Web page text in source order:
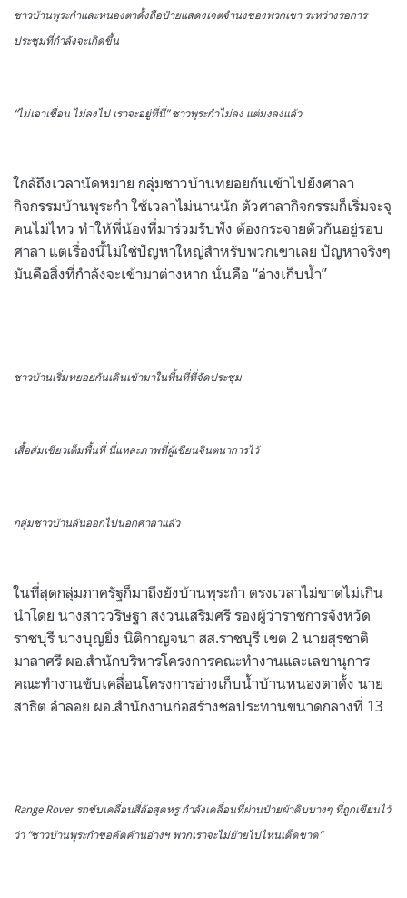
ชาวบ้านพุระกำและหนองตาดั้งถือป้ายแสดงเจตจำนงของพวกเขา ระหว่างรอการ
ประชุมที่กำลังจะเกิดขึ้น
“ไม่เอาเขื่อน ไม่ลงไป เราจะอยู่ที่นี่” ชาวพุระกำไม่ลง แต่มงลงแล้ว
ใกล้ถึงเวลานัดหมาย กลุ่มชาวบ้านทยอยกันเข้าไปยังศาลา
กิจกรรมบ้านพุระกำ ใช้เวลาไม่นานนัก ตัวศาลากิจกรรมก็เริ่มจะจุ
คนไม่ไหว ทำให้พี่น้องที่มาร่วมรับฟัง ต้องกระจายตัวกันอยู่รอบ
ศาลา แต่เรื่องนี้ไม่ใช่ปัญหาใหญ่สำหรับพวกเขาเลย ปัญหาจริงๆ
มันคือสิ่งที่กำลังจะเข้ามาต่างหาก นั่นคือ “อ่างเก็บน้ำ”
ชาวบ้านเริ่มทยอยกันเดินเข้ามาในพื้นที่ที่จัดประชุม
เสื้อส้มเขียวเต็มพื้นที่ นี่แหละภาพที่ผู้เขียนจินตนาการไว้
กลุ่มชาวบ้านล้นออกไปนอกศาลาแล้ว
ในที่สุดกลุ่มภาครัฐก็มาถึงยังบ้านพุระกำ ตรงเวลาไม่ขาดไม่เกิน
นำโดย นางสาววริษฐา สงวนเสริมศรี รองผู้ว่าราชการจังหวัด
ราชบุรี นางบุญยิ่ง นิติกาญจนา สส.ราชบุรี เขต 2 นายสุรชาติ
มาลาศรี ผอ.สำนักบริหารโครงการคณะทำงานและเลขานุการ
คณะทำงานขับเคลื่อนโครงการอ่างเก็บน้ำบ้านหนองตาดั้ง นาย
สาธิต อำลอย ผอ.สำนักงานก่อสร้างชลประทานขนาดกลางที่ 13
Range Rover รถขับเคลื่อนสี่ล้อสุดหรู กำลังเคลื่อนที่ผ่านป้ายผ้าดิบบางๆ ที่ถูกเขียนไว้
ว่า “ชาวบ้านพุระกำขอคัดค้านอ่างฯ พวกเราจะไม่ย้ายไปไหนเด็ดขาด”